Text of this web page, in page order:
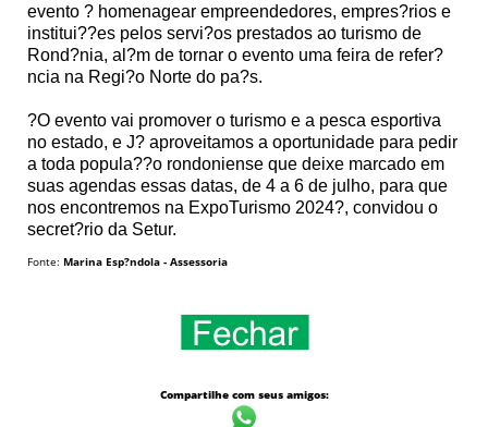
evento ? homenagear empreendedores, empres?rios e
institui??es pelos servi?os prestados ao turismo de
Rond?nia, al?m de tornar o evento uma feira de refer?
ncia na Regi?o Norte do pa?s.
?O evento vai promover o turismo e a pesca esportiva
no estado, e J? aproveitamos a oportunidade para pedir
a toda popula??o rondoniense que deixe marcado em
suas agendas essas datas, de 4 a 6 de julho, para que
nos encontremos na ExpoTurismo 2024?, convidou o
secret?rio da Setur.
Fonte: Marina Esp?ndola - Assessoria
Compartilhe com seus amigos: